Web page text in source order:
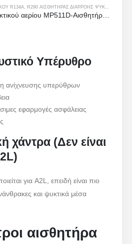
R134A, R290 ΑΙΣΘΗΤΉΡΑΣ ΔΙΑΡΡΟΉΣ ΨΥΚΤΙΚΟΎ ΜΈΣΟΥ
Αισθητήρας αερίου ψυκτικού αερίου MP511D-Αισθητήρας με βάση το ημιαγωγό για ανίχνευση διαρροής ψυκτικού μέσου
Υπέρυθρο
ανίχνευσης υπερύθρων
εφαρμογές ασφάλειας
χάντρα (Δεν είναι
για A2L, επειδή είναι πιο
και ψυκτικά μέσα
αισθητήρα